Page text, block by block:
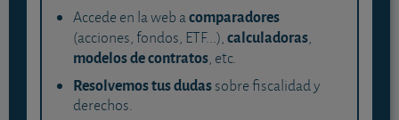
Accede en la web acomparadores
(acciones, fondos, ETF...),calculadoras,
modelos de contratos, etc.
Resolvemos tus dudassobre fiscalidad y
derechos.